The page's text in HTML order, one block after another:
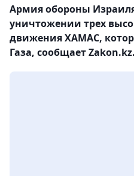
Армия обороны
уничтожении трех
движения ХАМАС,
Газа, сообщает Zakon.kz.